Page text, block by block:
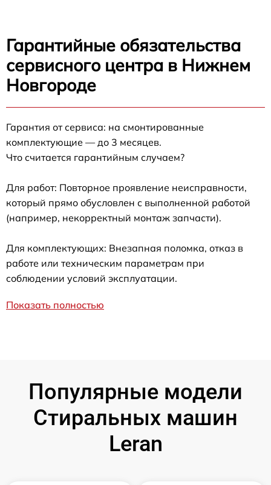
Гарантийные обязательства
сервисного центра в Нижнем
Новгороде
Гарантия от сервиса: на смонтированные
комплектующие — до 3 месяцев.
Что считается гарантийным случаем?
Для работ: Повторное проявление неисправности,
который прямо обусловлен с выполненной работой
(например, некорректный монтаж запчасти).
Для комплектующих: Внезапная поломка, отказ в
работе или техническим параметрам при
соблюдении условий эксплуатации.
Показать полностью
Популярные модели
Стиральных машин
Leran